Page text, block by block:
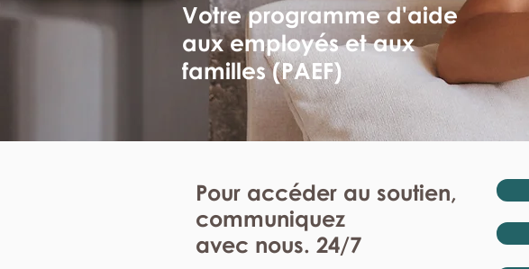
Votre programme d'aide
aux employés et aux
familles (PAEF)
Pour accéder au soutien,
communiquez
avec nous. 24/7